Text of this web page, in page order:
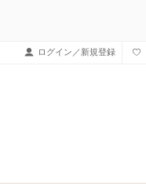
ログイン／新規登録